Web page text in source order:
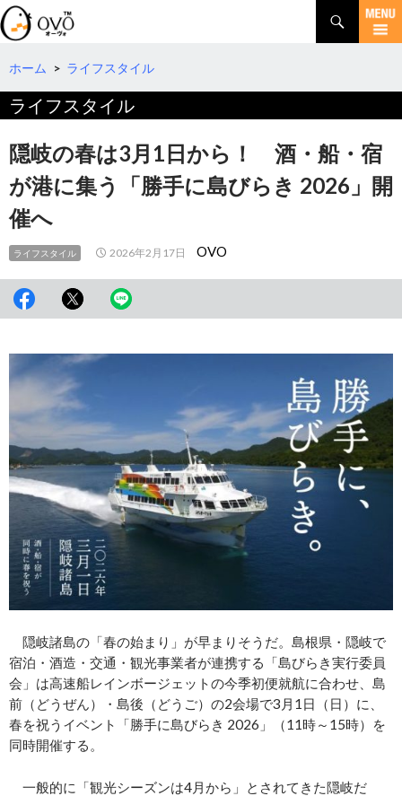
検
索
コ
テ
ツ
へ
移
動
ホーム > ライフスタイル
ライフスタイル
隠岐の春は3月1日から！ 酒・船・宿
が港に集う「勝手に島びらき 2026」開
催へ
ライフスタイル 2026年2月17日 OVO
隠岐諸島の「春の始まり」が早まりそうだ。島根県・隠岐で
宿泊・酒造・交通・観光事業者が連携する「島びらき実行委員
会」は高速船レインボージェットの今季初便就航に合わせ、島
前（どうぜん）・島後（どうご）の2会場で3月1日（日）に、
春を祝うイベント「勝手に島びらき 2026」（11時～15時）を
同時開催する。
一般的に「観光シーズンは4月から」とされてきた隠岐だ